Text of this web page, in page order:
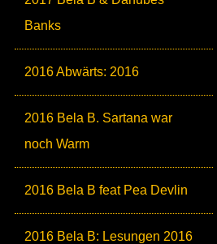
Banks
2016 Abwärts: 2016
2016 Bela B. Sartana war
noch Warm
2016 Bela B feat Pea Devlin
2016 Bela B: Lesungen 2016